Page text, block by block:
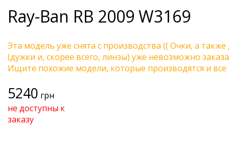
Ray-Ban RB 2009 W3169
Эта модель уже снята с производства (( Очки, а
(дужки и, скорее всего, линзы) уже невозможно
Ищите похожие модели, которые производятся и
5240 грн
не доступны к
заказу